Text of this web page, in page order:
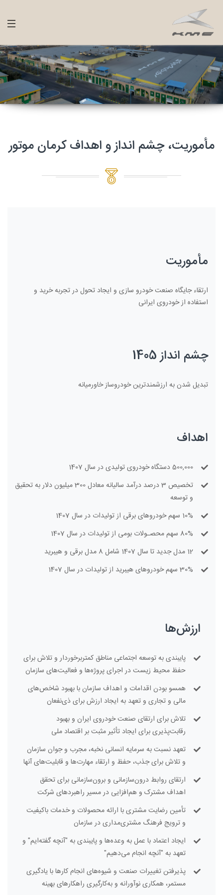
مأموریت، چشم انداز و اهداف کرمان موتور
مأموریت
ارتقاء جایگاه صنعت خودرو سازی و ایجاد تحول در تجربه خرید و
استفاده از خودروی ایرانی
چشم انداز 1405
تبدیل شدن به ارزشمندترین خودروساز خاورمیانه
اهداف
500,000 دستگاه خودروی تولیدی در سال 1407
تخصیص 3 درصد درآمد سالیانه معادل 300 میلیون دلار به تحقیق
و توسعه
10% سهم خودروهای برقی از تولیدات در سال 1407
80% سهم محصـولات بومی از تولیدات در سال 1407
12 مدل جدید تا سال 1407 شامل 8 مدل برقی و هیبرید
30% سهم خودروهای هیبرید از تولیدات در سال 1407
ارزش‌ها
پایبندی به توسعه اجتماعی مناطق کمتربرخوردار و تلاش برای
حفظ محیط زیست در اجرای پروژه‌ها و فعالیت‌های سازمان
همسو بودن اقدامات و اهداف سازمان با بهبود شاخص‌های
مالی و تجاری و تعهد به ایجاد ارزش برای ذی‌نفعان
تلاش برای ارتقای صنعت خودروی ایران و بهبود
رقابت‌پذیری برای ایجاد تأثیر مثبت بر اقتصاد ملی
تعهد نسبت به سرمایه انسانی نخبه، مجرب و جوان سازمان
و تلاش برای جذب، حفظ و ارتقاء مهارت‌ها و قابلیت‌های آنها
ارتقای روابط درون‌سازمانی و برون‌سازمانی برای تحقق
اهداف مشترک و هم‌افزایی در مسیر راهبردهای شرکت
تأمین رضایت مشتری با ارائه محصولات و خدمات باکیفیت
و ترویج فرهنگ مشتری‌مداری در سازمان
ایجاد اعتماد با عمل به وعده‌ها و پایبندی به "آنچه گفته‌ایم" و
تعهد به "آنچه انجام می‌دهیم"
پذیرفتن تغییرات صنعت و شیوه‌های انجام کارها با یادگیری
مستمر، همکاری نوآورانه و به‌کارگیری راهکارهای بهینه